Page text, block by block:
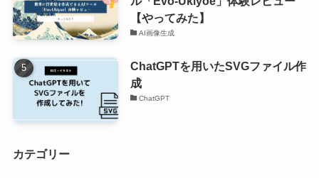
【やってみた】
AI画像生成
ChatGPTを用いたSVGファイル作
成
ChatGPT
カテゴリー